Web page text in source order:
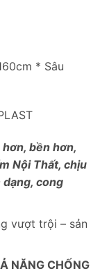
* Sâu
bền hơn,
Nội Thất, chịu
cong
vượt trội – sản
NĂNG CHỐNG